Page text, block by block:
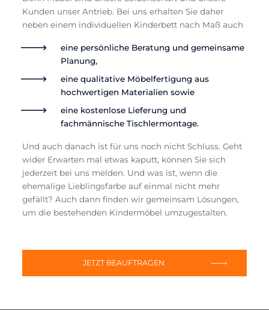
Kunden unser Antrieb. Bei uns erhalten Sie daher
neben einem individuellen Kinderbett nach Maß auch
eine persönliche Beratung und gemeinsame
Planung,
eine qualitative Möbelfertigung aus
hochwertigen Materialien sowie
eine kostenlose Lieferung und
fachmännische Tischlermontage.
Und auch danach ist für uns noch nicht Schluss. Geht
wider Erwarten mal etwas kaputt, können Sie sich
jederzeit bei uns melden. Und was ist, wenn die
ehemalige Lieblingsfarbe auf einmal nicht mehr
gefällt? Auch dann finden wir gemeinsam Lösungen,
um die bestehenden Kindermöbel umzugestalten.
JETZT BEAUFTRAGEN